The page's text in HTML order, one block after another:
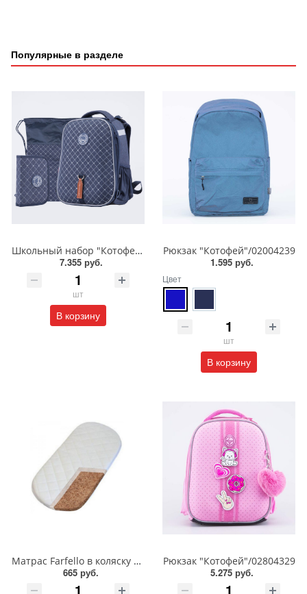
Популярные в разделе
Школьный набор "Котофей"/Формованный рюкзак/Мешок для обуви/Пенал/02704338
7.355 руб.
шт
В корзину
Рюкзак "Котофей"/02004239
1.595 руб.
Цвет
шт
В корзину
Матрас Farfello в коляску 1 см/Кокос/80*39/FL1r
665 руб.
Рюкзак "Котофей"/02804329
5.275 руб.